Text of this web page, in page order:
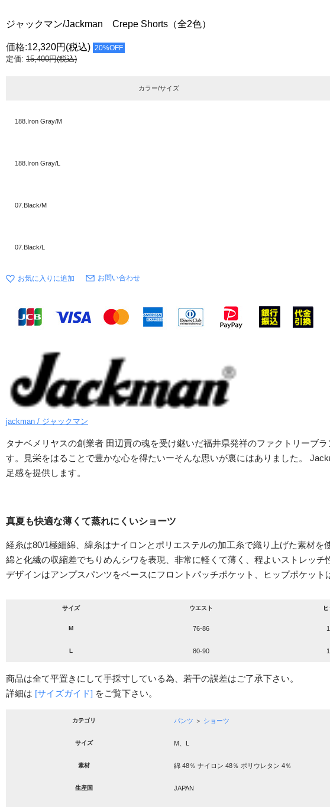
ジャックマン/Jackman Crepe Shorts（全2色）
価格:12,320円 (税込) 20%OFF
定価: 15,400円(税込)
カラー/サイズ
188.Iron Gray/M
188.Iron Gray/L
07.Black/M
07.Black/L
お問い合わせ
jackman / ジャックマン
タナベメリヤスの創業者 田辺貢の魂を受け継いだ福井県発祥のファクトリーブ
す。見栄をはることで豊かな心を得たいーそんな思いが裏にはありました。
足感を提供します。
真夏も快適な薄くて蒸れにくいショーツ
経糸は80/1極細綿、緯糸はナイロンとポリエステルの加工糸で織り上げた素材を
綿と化繊の収縮差でちりめんシワを表現、非常に軽くて薄く、程よいストレッ
デザインはアンプスパンツをベースにフロントパッチポケット、ヒップポケッ
サイズ ウエスト
M 76-86
L 80-90
商品は全て平置きにして手採寸している為、若干の誤差はご了承下さい。
詳細は [サイズガイド] をご覧下さい。
カテゴリ パンツ ＞ ショーツ
サイズ M、L
素材 綿 48％ ナイロン 48％ ポリウレタン 4％
生産国 JAPAN